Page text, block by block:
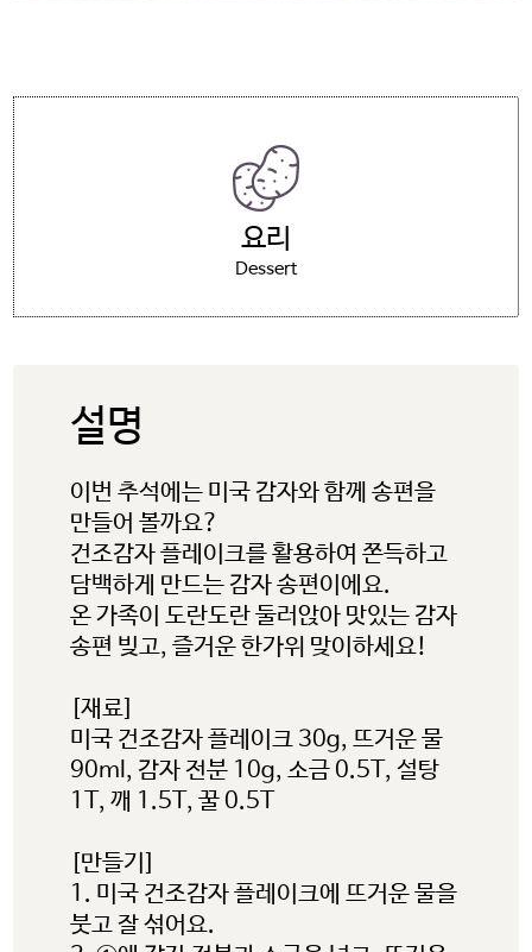
미국 감자협회 경고
참고: 타사에서 관리하는 웹사이트
링크를 클릭했으며 미국 감자협회
한국지사 웹사이트를 나가려고
요리
Dessert
설명
이번 추석에는 미국 감자와 함께 송편을
만들어 볼까요?
건조감자 플레이크를 활용하여 쫀득하고
담백하게 만드는 감자 송편이에요.
온 가족이 도란도란 둘러앉아 맛있는 감자
송편 빚고, 즐거운 한가위 맞이하세요!
[재료]
미국 건조감자 플레이크 30g, 뜨거운 물
90ml, 감자 전분 10g, 소금 0.5T, 설탕
1T, 깨 1.5T, 꿀 0.5T
[만들기]
1. 미국 건조감자 플레이크에 뜨거운 물을
붓고 잘 섞어요.